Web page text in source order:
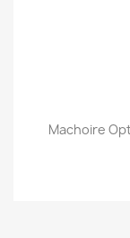
Machoire